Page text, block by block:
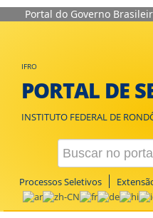
Portal do Governo
IFRO
PORTAL DE
INSTITUTO FEDERAL DE
Processos Seletivos